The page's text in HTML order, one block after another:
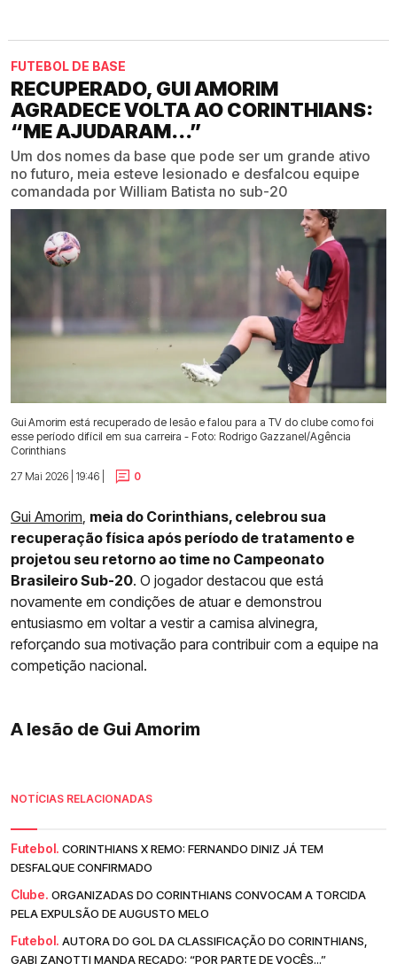
FUTEBOL DE BASE
RECUPERADO, GUI AMORIM
AGRADECE VOLTA AO CORINTHIANS:
“ME AJUDARAM...”
Um dos nomes da base que pode ser um grande ativo
no futuro, meia esteve lesionado e desfalcou equipe
comandada por William Batista no sub-20
Gui Amorim está recuperado de lesão e falou para a TV do clube como foi
esse período difícil em sua carreira - Foto: Rodrigo Gazzanel/Agência
Corinthians
27 Mai 2026 | 19:46 |
0
Gui Amorim, meia do Corinthians, celebrou sua
recuperação física após período de tratamento e
projetou seu retorno ao time no Campeonato
Brasileiro Sub-20. O jogador destacou que está
novamente em condições de atuar e demonstrou
entusiasmo em voltar a vestir a camisa alvinegra,
reforçando sua motivação para contribuir com a equipe na
competição nacional.
A lesão de Gui Amorim
NOTÍCIAS RELACIONADAS
Futebol. CORINTHIANS X REMO: FERNANDO DINIZ JÁ TEM
DESFALQUE CONFIRMADO
Clube. ORGANIZADAS DO CORINTHIANS CONVOCAM A TORCIDA
PELA EXPULSÃO DE AUGUSTO MELO
Futebol. AUTORA DO GOL DA CLASSIFICAÇÃO DO CORINTHIANS,
GABI ZANOTTI MANDA RECADO: “POR PARTE DE VOCÊS...”